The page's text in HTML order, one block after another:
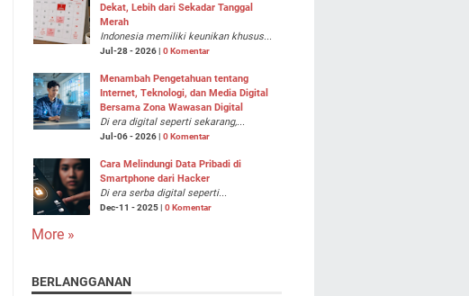
Dekat, Lebih dari Sekadar Tanggal
Merah
Indonesia memiliki keunikan khusus...
Jul-28 - 2026 | 0 Komentar
Menambah Pengetahuan tentang
Internet, Teknologi, dan Media Digital
Bersama Zona Wawasan Digital
Di era digital seperti sekarang,...
Jul-06 - 2026 | 0 Komentar
Cara Melindungi Data Pribadi di
Smartphone dari Hacker
Di era serba digital seperti...
Dec-11 - 2025 | 0 Komentar
More »
BERLANGGANAN